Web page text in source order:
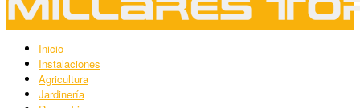
Inicio
Instalaciones
Agricultura
Jardinería